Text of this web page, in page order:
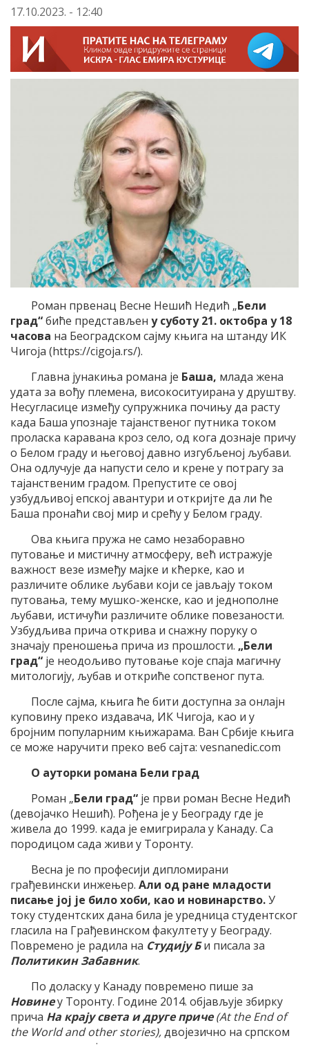
17.10.2023. - 12:40
Роман првенац Весне Нешић Недић „Бели
град“биће представљен у суботу 21. октобра у 18
часова на Београдском сајму књига на штанду ИК
Чигоја (https://cigoja.rs/).
Главна јунакиња романа је Баша, млада жена
удата за вођу племена, високоситуирана у друштву.
Несугласице између супружника почињу да расту
када Баша упознаје тајанственог путника током
проласка каравана кроз село, од кога дознаје причу
о Белом граду и његовој давно изгубљеној љубави.
Она одлучује да напусти село и крене у потрагу за
тајанственим градом. Препустите се овој
узбудљивој епској авантури и откријте да ли ће
Баша пронаћи свој мир и срећу у Белом граду.
Ова књига пружа не само незаборавно
путовање и мистичну атмосферу, већ истражује
важност везе између мајке и кћерке, као и
различите облике љубави који се јављају током
путовања, тему мушко-женске, као и једнополне
љубави, истичући различите облике повезаности.
Узбудљива прича открива и снажну поруку о
значају преношења прича из прошлости. „Бели
град“ је неодољиво путовање које спаја магичну
митологију, љубав и откриће сопственог пута.
После сајма, књига ће бити доступна за онлајн
куповину преко издавача, ИК Чигоја, као и у
бројним популарним књижарама. Ван Србије књига
се може наручити преко веб сајта: vesnanedic.com
О ауторки романа Бели град
Роман „Бели град“ је први роман Весне Недић
(девојачко Нешић). Рођена је у Београду где је
живела до 1999. када је емигрирала у Канаду. Са
породицом сада живи у Торонту.
Весна је по професији дипломирани
грађевински инжењер. Али од ране младости
писање јој је било хоби, као и новинарство.У
току студентских дана била је уредница студентског
гласила на Грађевинском факултету у Београду.
Повремено је радила на Студију Би писала за
Политикин Забавник.
По доласку у Канаду повремено пише за
Новинеу Торонту. Године 2014. објављује збирку
прича На крају света и друге приче (At the End of
the World and other stories),двојезично на српском